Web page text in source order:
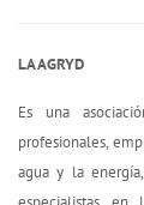
LA AGRYD
Es una
profesionales,
agua y la